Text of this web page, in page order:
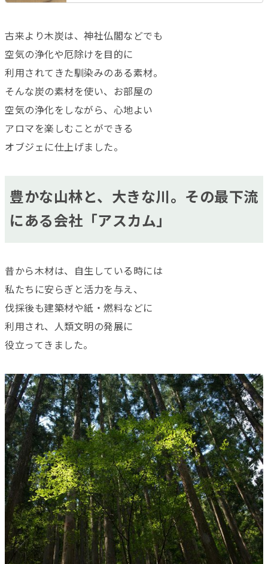
古来より木炭は、神社仏閣などでも
空気の浄化や厄除けを目的に
利用されてきた馴染みのある素材。
そんな炭の素材を使い、お部屋の
空気の浄化をしながら、心地よい
アロマを楽しむことができる
オブジェに仕上げました。
豊かな山林と、大きな川。その最下流
にある会社「アスカム」
昔から木材は、自生している時には
私たちに安らぎと活力を与え、
伐採後も建築材や紙・燃料などに
利用され、人類文明の発展に
役立ってきました。